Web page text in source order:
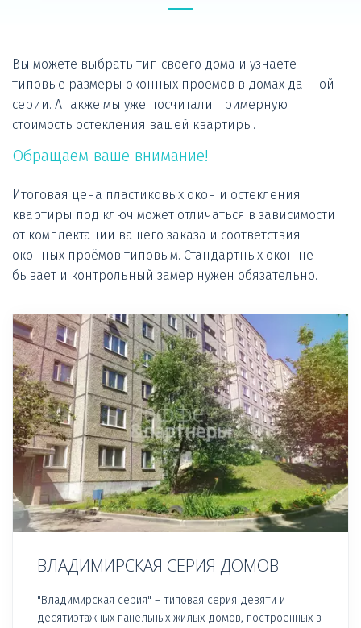
Вы можете выбрать тип своего дома и узнаете
типовые размеры оконных проемов в домах данной
серии. А также мы уже посчитали примерную
стоимость остекления вашей квартиры.
Обращаем ваше внимание!
Итоговая цена пластиковых окон и остекления
квартиры под ключ может отличаться в зависимости
от комплектации вашего заказа и соответствия
оконных проёмов типовым. Стандартных окон не
бывает и контрольный замер нужен обязательно.
ВЛАДИМИРСКАЯ СЕРИЯ ДОМОВ
"Владимирская серия" – типовая серия девяти и
десятиэтажных панельных жилых домов, построенных в